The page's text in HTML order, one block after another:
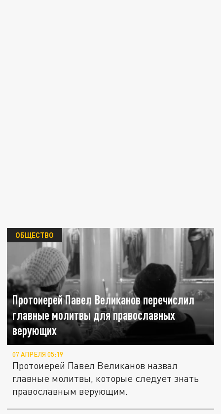
Протоиерей Павел Великанов перечислил
главные молитвы для православных
верующих
ОБЩЕСТВО
07 АПРЕЛЯ 05:19
Протоиерей Павел Великанов назвал
главные молитвы, которые следует знать
православным верующим.
Названы главные молитвы Великого поста: